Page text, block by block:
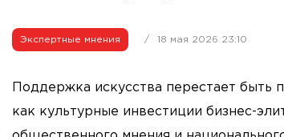
Экспертные мнения / 18 мая 2026 23:10
Поддержка искусства перестает быть
как культурные инвестиции бизнес-